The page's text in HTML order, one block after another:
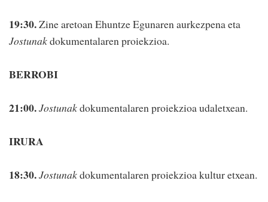
19:30.Zine aretoan Ehuntze Egunaren aurkezpena eta
Jostunakdokumentalaren proiekzioa.
BERROBI
21:00.Jostunakdokumentalaren proiekzioa udaletxean.
IRURA
18:30.Jostunakdokumentalaren proiekzioa kultur etxean.